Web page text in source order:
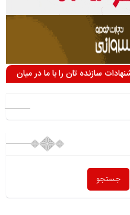
سازنده تان را با ما در میان